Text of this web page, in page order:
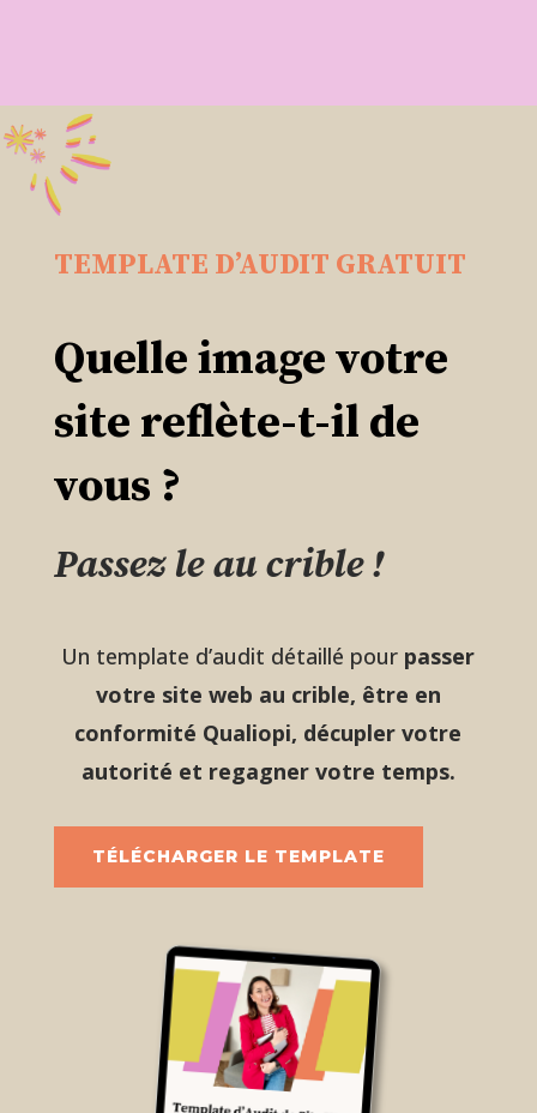
TEMPLATE D’AUDIT GRATUIT
Quelle image votre
site reflète-t-il de
vous ?
Passez le au crible !
Un template d’audit détaillé pour passer
votre site web au crible, être en
conformité Qualiopi, décupler votre
autorité et regagner votre temps.
TÉLÉCHARGER LE TEMPLATE